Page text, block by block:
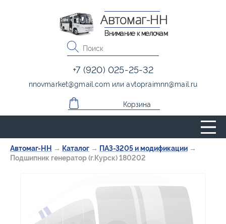
Автомаг-НН → Каталог → ПАЗ-3205 и модификации →
Подшипник генератор (г.Курск) 180202
Автомаг-НН
Внимание к мелочам
+7 (920) 025-25-32
nnovmarket@gmail.com илиavtopraimnn@mail.ru
Корзина